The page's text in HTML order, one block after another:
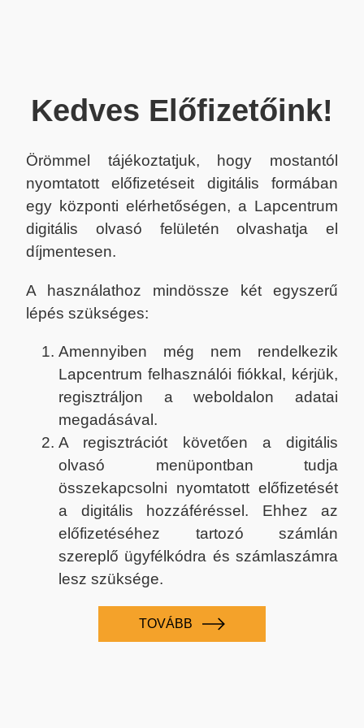
Kedves Előfizetőink!
Örömmel tájékoztatjuk, hogy mostantól
nyomtatott előfizetéseit digitális formában
egy központi elérhetőségen, a Lapcentrum
digitális olvasó felületén olvashatja el
díjmentesen.
A használathoz mindössze két egyszerű
lépés szükséges:
Amennyiben még nem rendelkezik
Lapcentrum felhasználói fiókkal, kérjük,
regisztráljon a weboldalon adatai
megadásával.
A regisztrációt követően a digitális
olvasó menüpontban tudja
összekapcsolni nyomtatott előfizetését
a digitális hozzáféréssel. Ehhez az
előfizetéséhez tartozó számlán
szereplő ügyfélkódra és számlaszámra
lesz szüksége.
TOVÁBB